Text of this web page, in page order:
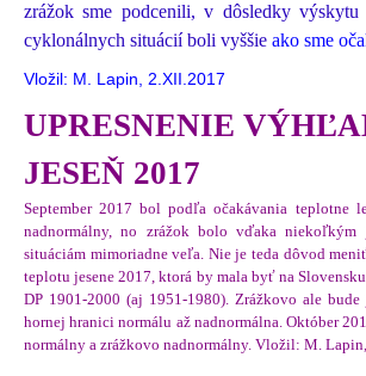
zrážok sme podcenili, v dôsledky výskytu
cyklonálnych situácií boli vyššie ako sme
Vložil: M. Lapin, 2.XII.2017
UPRESNENIE
JESEŇ 2017
September 2017 bol podľa očakávania teplotne
nadnormálny, no zrážok bolo vďaka niekoľkým
situáciám mimoriadne veľa. Nie je teda dôvod
teplotu jesene 2017, ktorá by mala byť na
DP 1901-2000 (aj 1951-1980). Zrážkovo ale bude
hornej hranici normálu až nadnormálna. Október
normálny a zrážkovo nadnormálny. Vložil: M.